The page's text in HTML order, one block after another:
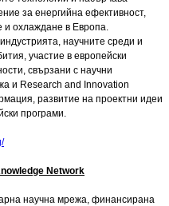
за енергийна ефективност,
и охлаждане в Европа.
научните среди и
участие в европейски
свързани с научни
и Research and Innovation
развитие на проектни идеи
програми.
Network
научна мрежа, финансирана